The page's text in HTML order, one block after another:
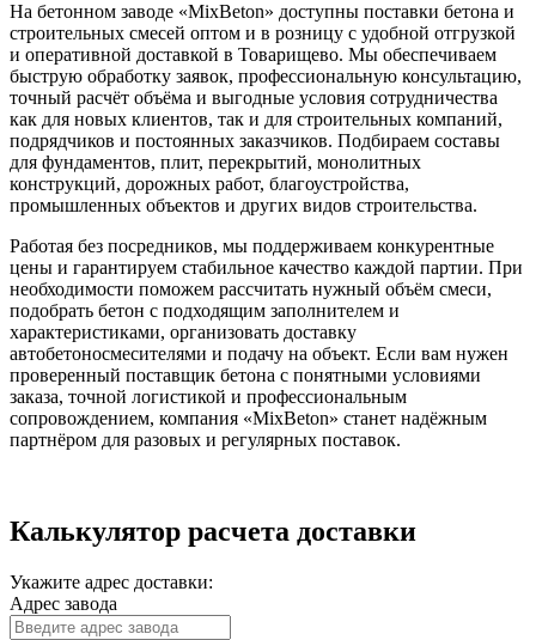
На бетонном заводе «MixBeton» доступны поставки бетона и
строительных смесей оптом и в розницу с удобной отгрузкой
и оперативной доставкой в Товарищево. Мы обеспечиваем
быструю обработку заявок, профессиональную консультацию,
точный расчёт объёма и выгодные условия сотрудничества
как для новых клиентов, так и для строительных компаний,
подрядчиков и постоянных заказчиков. Подбираем составы
для фундаментов, плит, перекрытий, монолитных
конструкций, дорожных работ, благоустройства,
промышленных объектов и других видов строительства.
Работая без посредников, мы поддерживаем конкурентные
цены и гарантируем стабильное качество каждой партии. При
необходимости поможем рассчитать нужный объём смеси,
подобрать бетон с подходящим заполнителем и
характеристиками, организовать доставку
автобетоносмесителями и подачу на объект. Если вам нужен
проверенный поставщик бетона с понятными условиями
заказа, точной логистикой и профессиональным
сопровождением, компания «MixBeton» станет надёжным
партнёром для разовых и регулярных поставок.
Калькулятор расчета доставки
Укажите адрес доставки:
Адрес завода